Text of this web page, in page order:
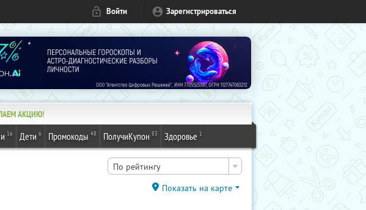
Войти Зарегистрироваться
АКЦИЮ!
16 Дети 6 Промокоды 48 ПолучиКупон 83 Здоровье 1
По рейтингу
Показать на карте